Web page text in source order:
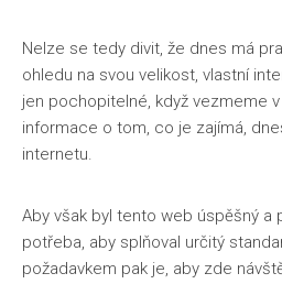
Nelze se tedy divit, že dnes má
ohledu na svou velikost, vlastní
jen pochopitelné, když vezmeme v
informace o tom, co je zajímá,
internetu.
Aby však byl tento web úspěšný a
potřeba, aby splňoval určitý
požadavkem pak je, aby zde